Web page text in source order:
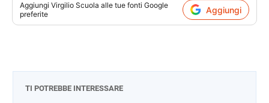
Aggiungi Virgilio Scuola alle tue fonti Google
preferite
Aggiungi
TI POTREBBE INTERESSARE